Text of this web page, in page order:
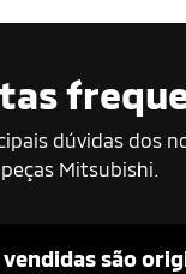
dúvidas dos
Mitsubishi.
vendidas são